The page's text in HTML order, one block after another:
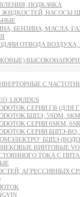
ПОДКАЧКА
ЖИДКОСТЕЙ, НАСОСЫ
БЕНЗИНА, МАСЛА,
ОТВОДА
С
LIQUIDUS
СЕРИИ ГВ (ДЛЯ
БЦПЭ, 5SDM, SKM
СЕРИИ 6SRM,
СЕРИИ БЦПЭ-
БЦПЭ
ВИНТОВЫЕ
ТОКА С
АГРЕССИВНЫХ